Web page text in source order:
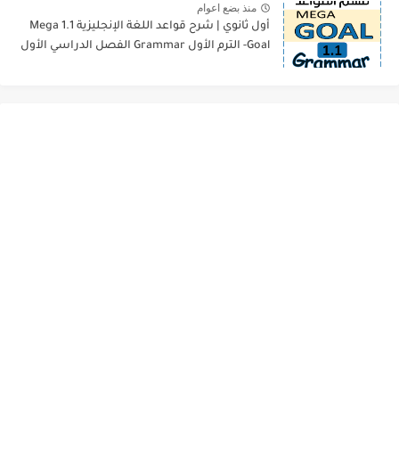
منذ بضع اعوام
أول ثانوي | شرح قواعد اللغة الإنجليزية 1.1 Mega
Goal- الترم الأول Grammar الفصل الدراسي الأول